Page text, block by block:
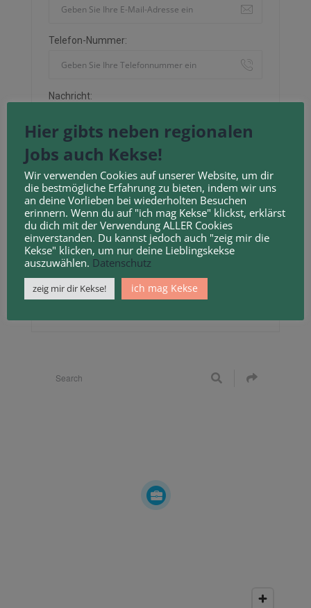
Telefon-Nummer:
Nachricht:
Neu laden
Durch Anklicken des Kontrollkästchens erklären
Sie sich mit unserenGeschäftsbedingungen und
Datenschutzbestimmungen
einverstanden.
Hier gibts neben regionalen
Jobs auch Kekse!
Wir verwenden Cookies auf unserer Website, um dir
die bestmögliche Erfahrung zu bieten, indem wir uns
an deine Vorlieben bei wiederholten Besuchen
erinnern. Wenn du auf "ich mag Kekse" klickst, erklärst
du dich mit der Verwendung ALLER Cookies
einverstanden. Du kannst jedoch auch "zeig mir die
Kekse" klicken, um nur deine Lieblingskekse
auszuwählen. Datenschutz
zeig mir dir Kekse! ich mag Kekse